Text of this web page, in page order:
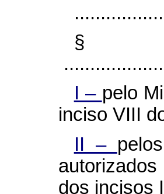
I – pelo
inciso VIII
II –
dos incisos